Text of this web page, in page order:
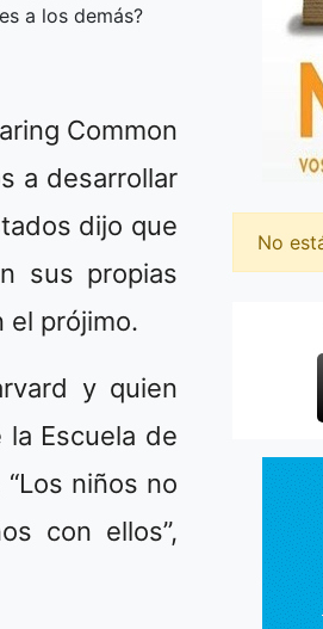
a los demás?
Common
a desarrollar
dijo que
sus propias
el prójimo.
y quien
Escuela de
niños no
con ellos”,
No